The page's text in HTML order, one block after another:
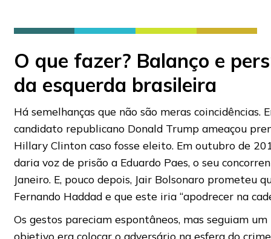
O que fazer? Balanço e
da esquerda brasileira
Há semelhanças que não são meras coincidências.
candidato republicano Donald Trump ameaçou
Hillary Clinton caso fosse eleito. Em outubro de
daria voz de prisão a Eduardo Paes, o seu
Janeiro. E, pouco depois, Jair Bolsonaro prometeu
Fernando Haddad e que este iria “apodrecer na
Os gestos pareciam espontâneos, mas seguiam
objetivo era colocar o adversário na esfera do